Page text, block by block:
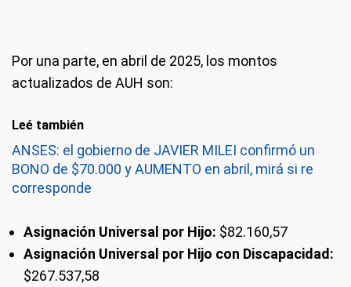
Por una parte, en abril de 2025, los montos
actualizados de AUH son:
Leé también
ANSES: el gobierno de JAVIER MILEI confirmó un
BONO de $70.000 y AUMENTO en abril, mirá si re
corresponde
Asignación Universal por Hijo: $82.160,57
Asignación Universal por Hijo con Discapacidad:
$267.537,58